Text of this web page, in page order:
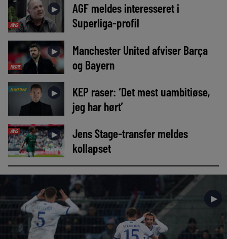
AVIS
►
AGF meldes interesseret i
Superliga-profil
MEDIE
►
Manchester United afviser Barça
og Bayern
NYHEDER ►
KEP raser: ‘Det mest uambitiøse,
jeg har hørt’
AVIS ►
Jens Stage-transfer meldes
kollapset
►